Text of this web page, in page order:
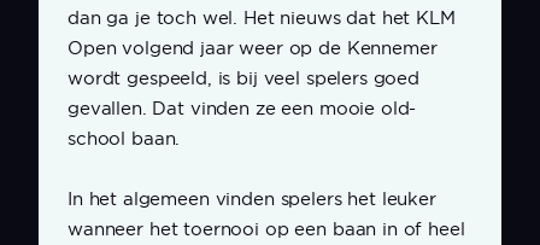
dan ga je toch wel. Het nieuws dat het KLM
Open volgend jaar weer op de Kennemer
wordt gespeeld, is bij veel spelers goed
gevallen. Dat vinden ze een mooie old-
school baan.
In het algemeen vinden spelers het leuker
wanneer het toernooi op een baan in of heel